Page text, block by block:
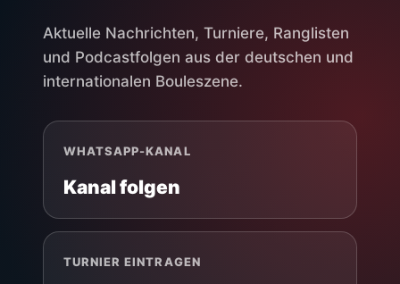
Aktuelle Nachrichten, Turniere, Ranglisten
und Podcastfolgen aus der deutschen und
internationalen Bouleszene.
WHATSAPP-KANAL
Kanal folgen
TURNIER EINTRAGEN